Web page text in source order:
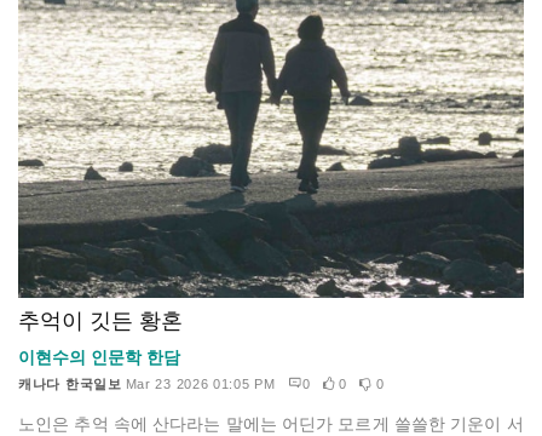
추억이 깃든 황혼
이현수의 인문학 한담
캐나다 한국일보 Mar 23 2026 01:05 PM 0 0 0
노인은 추억 속에 산다라는 말에는 어딘가 모르게 쓸쓸한 기운이 서